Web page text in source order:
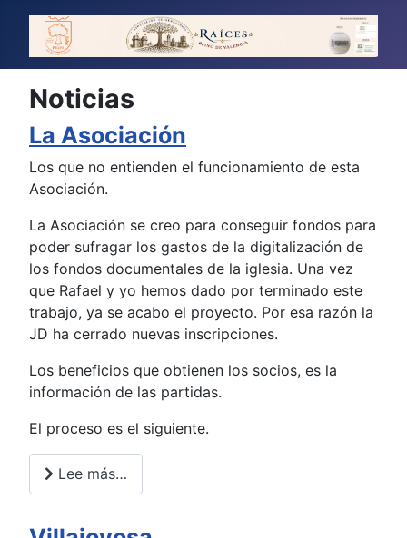
Noticias
La Asociación
Los que no entienden el funcionamiento de esta
Asociación.
La Asociación se creo para conseguir fondos para
poder sufragar los gastos de la digitalización de
los fondos documentales de la iglesia. Una vez
que Rafael y yo hemos dado por terminado este
trabajo, ya se acabo el proyecto. Por esa razón la
JD ha cerrado nuevas inscripciones.
Los beneficios que obtienen los socios, es la
información de las partidas.
El proceso es el siguiente.
Lee más…